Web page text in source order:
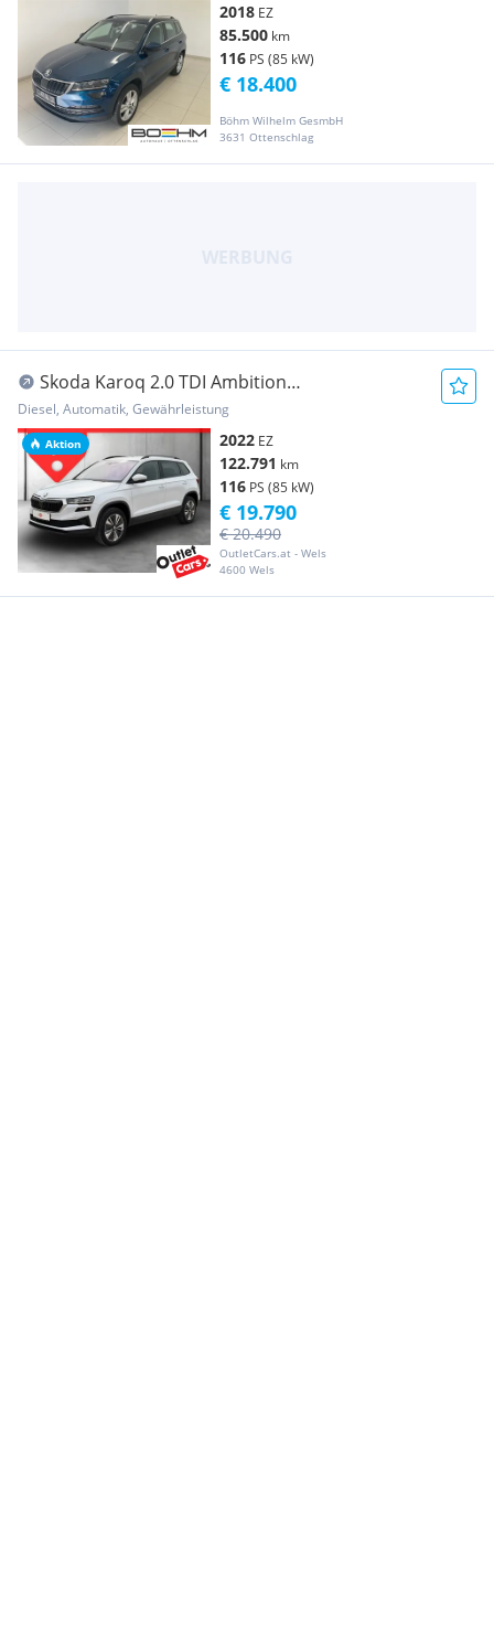
2018 EZ
85.500 km
116 PS (85 kW)
Böhm Wilhelm GesmbH
3631 Ottenschlag
€ 18.400
Aktion
Skoda Karoq 2.0 TDI Ambition
LED+NAVI+RADAR+RFK+LM+PDC
Diesel, Automatik, Gewährleistung
2022 EZ
122.791 km
116 PS (85 kW)
OutletCars.at - Wels
4600 Wels
€ 20.490
€ 19.790